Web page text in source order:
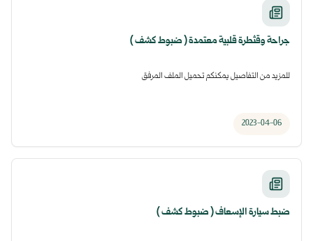
جراحة وقثطرة قلبية معتمدة ( ضبوط كشف )
للمزيد من التفاصيل يمكنكم تحميل الملف المرفق
2023-04-06
ضبط سيارة الإسعاف ( ضبوط كشف )